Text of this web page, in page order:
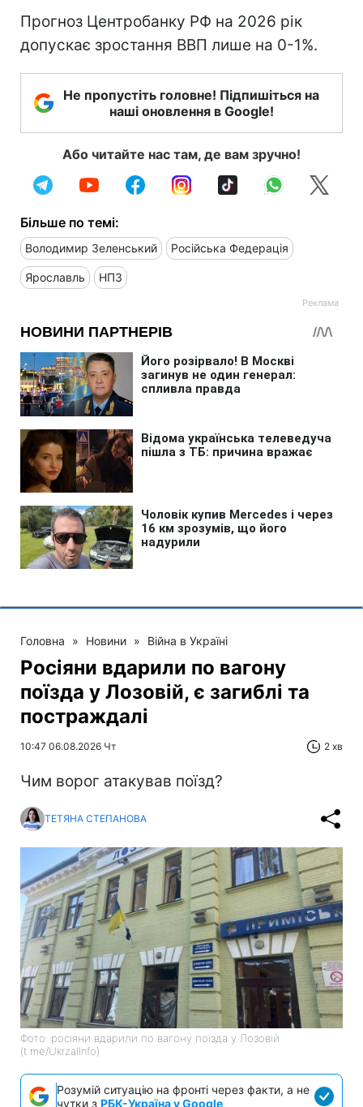
Прогноз Центробанку РФ на 2026 рік
допускає зростання ВВП лише на 0-1%.
Не пропустіть головне! Підпишіться на
наші оновлення в Google!
Або читайте нас там, де вам зручно!
Більше по темі:
Володимир Зеленський Російська Федерація
Ярославль НПЗ
Головна » Новини » Війна в Україні
Росіяни вдарили по вагону
поїзда у Лозовій, є загиблі та
постраждалі
10:47 06.08.2026 Чт 2 хв
Чим ворог атакував поїзд?
ТЕТЯНА СТЕПАНОВА
Фото: росіяни вдарили по вагону поїзда у Лозовій
(t.me/UkrzalInfo)
Розумій ситуацію на фронті через факти, а не
чутки з РБК-Україна у Google